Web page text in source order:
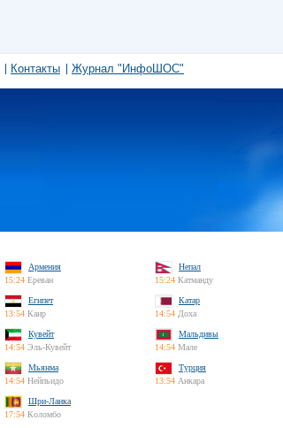
Контакты Журнал "ИнфоШОС"
Армения
15:24 Ереван
Непал
15:24 Катманду
Египет
13:54 Каир
Катар
14:54 Доха
Кувейт
14:54 Эль-Кувейт
Мальдивы
14:54 Мале
Мьянма
14:54 Нейпьидо
Турция
13:54 Анкара
Шри-Ланка
17:54 Коломбо